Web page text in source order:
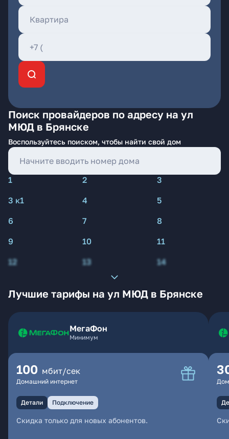
Поиск провайдеров по адресу на ул
МЮД в Брянске
Воспользуйтесь поиском, чтобы найти свой дом
1 2
3
3 к1
4
5
6
7
8
9
10
11
12
13 14
Лучшие тарифы на ул МЮД в Брянске
МегаФон
Минимум
100 мбит/сек
Домашний интернет
Детали Подключение
Скидка только для новых абонентов.